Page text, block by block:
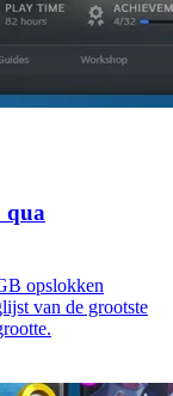
qua
opslokken
van de grootste